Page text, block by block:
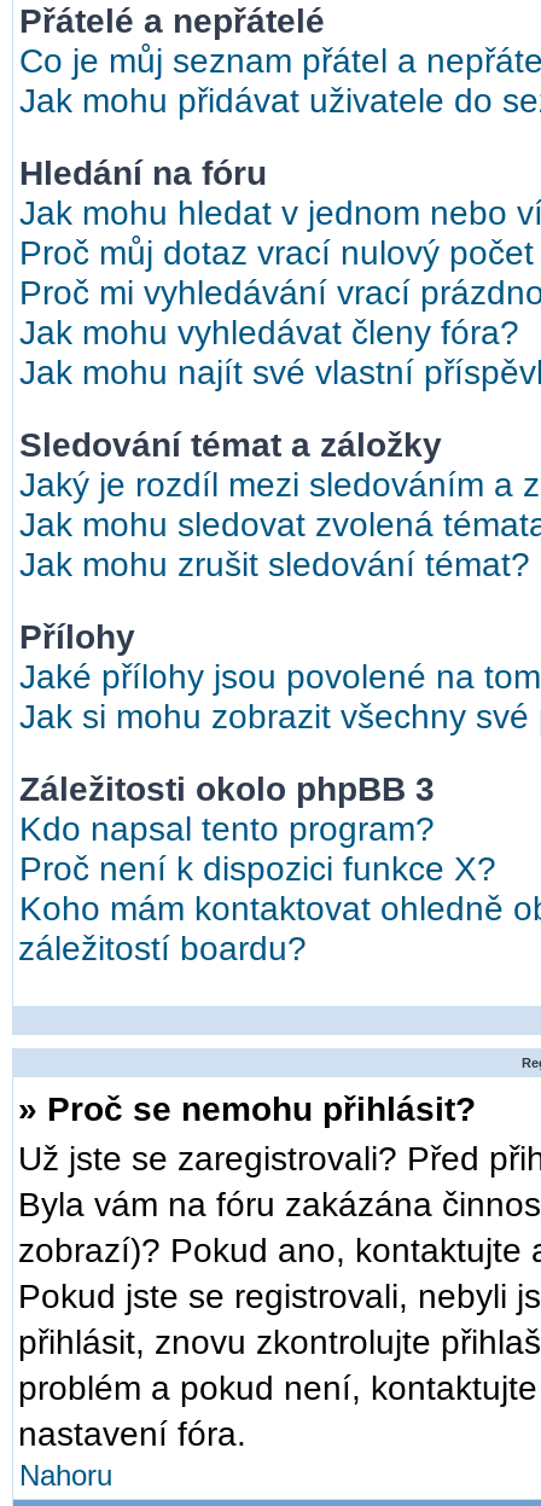
Přátelé a nepřátelé
Co je můj seznam přátel a
Jak mohu přidávat uživatele do
Hledání na fóru
Jak mohu hledat v jednom nebo
Proč můj dotaz vrací nulový
Proč mi vyhledávání vrací
Jak mohu vyhledávat členy fóra?
Jak mohu najít své vlastní
Sledování témat a záložky
Jaký je rozdíl mezi sledováním a
Jak mohu sledovat zvolená
Jak mohu zrušit sledování témat?
Přílohy
Jaké přílohy jsou povolené na
Jak si mohu zobrazit všechny své
Záležitosti okolo phpBB 3
Kdo napsal tento program?
Proč není k dispozici funkce X?
Koho mám kontaktovat ohledně
záležitostí boardu?
» Proč se nemohu přihlásit?
Už jste se zaregistrovali? Před
Byla vám na fóru zakázána
zobrazí)? Pokud ano, kontaktujte
Pokud jste se registrovali, nebyli
přihlásit, znovu zkontrolujte
problém a pokud není,
nastavení fóra.
Nahoru